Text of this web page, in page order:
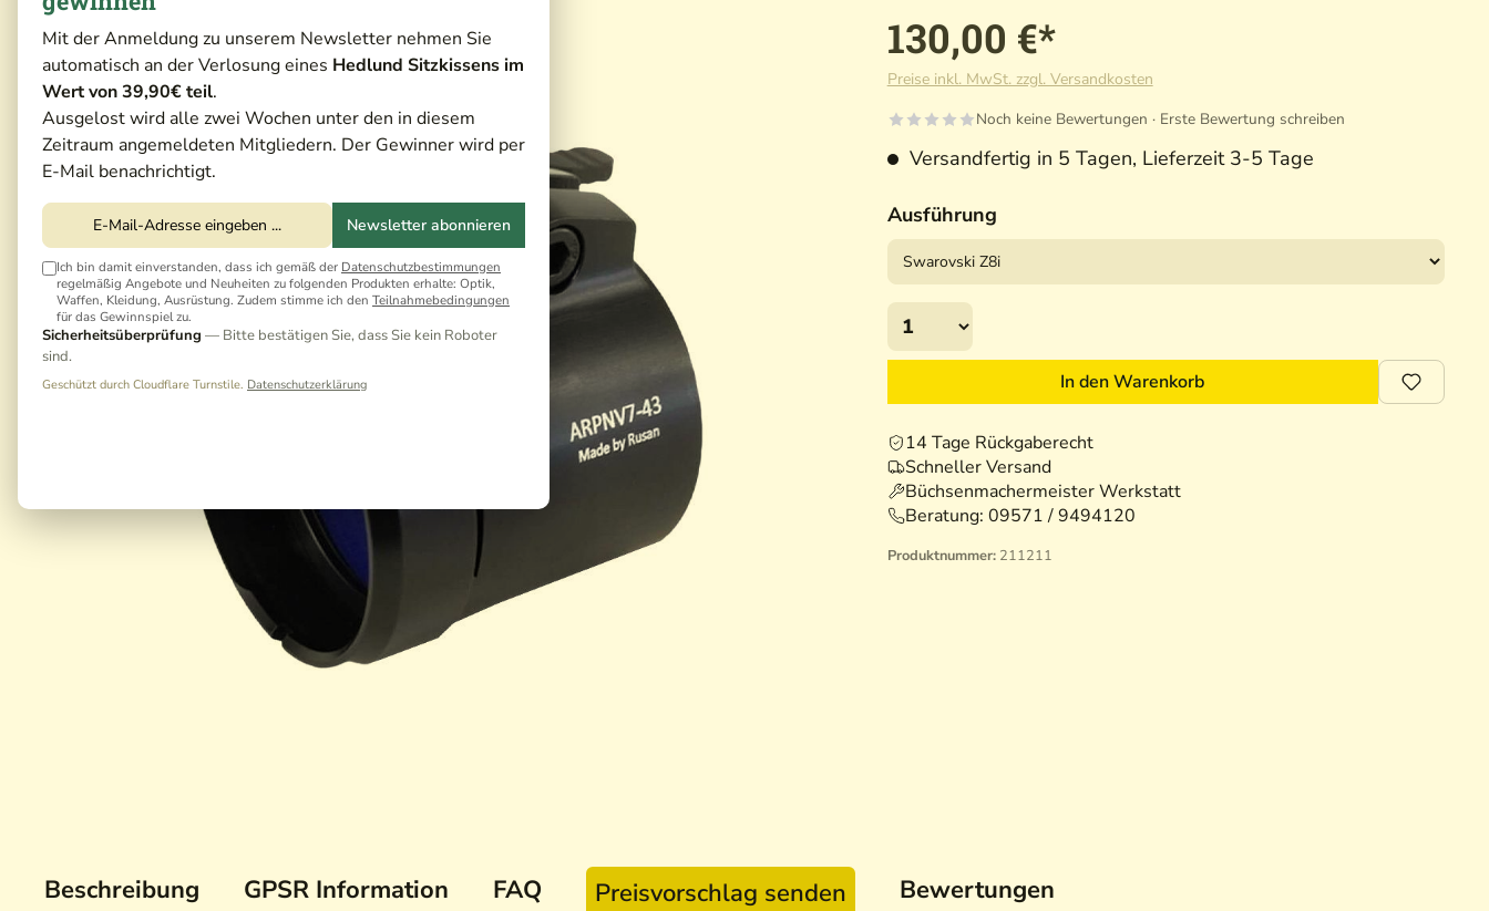
Mit der Anmeldung zu unserem Newsletter nehmen Sie
automatisch an der Verlosung eines Hedlund Sitzkissens im
Wert von 39,90€ teil.
Ausgelost wird alle zwei Wochen unter den in diesem
Zeitraum angemeldeten Mitgliedern. Der Gewinner wird per
E-Mail benachrichtigt.
Newsletter abonnieren
Ich bin damit einverstanden, dass ich gemäß der Datenschutzbestimmungen
regelmäßig Angebote und Neuheiten zu folgenden Produkten erhalte: Optik,
Waffen, Kleidung, Ausrüstung. Zudem stimme ich den Teilnahmebedingungen
für das Gewinnspiel zu.
Sicherheitsüberprüfung — Bitte bestätigen Sie, dass Sie kein Roboter
sind.
Geschützt durch Cloudflare Turnstile. Datenschutzerklärung
130,00 €*
Preise inkl. MwSt. zzgl. Versandkosten
Noch keine Bewertungen · Erste Bewertung schreiben
Versandfertig in 5 Tagen, Lieferzeit 3-5 Tage
Ausführung
In den Warenkorb
14 Tage Rückgaberecht
Schneller Versand
Büchsenmachermeister Werkstatt
Beratung: 09571 / 9494120
Produktnummer: 211211
Beschreibung GPSR Information FAQ Preisvorschlag senden Bewertungen